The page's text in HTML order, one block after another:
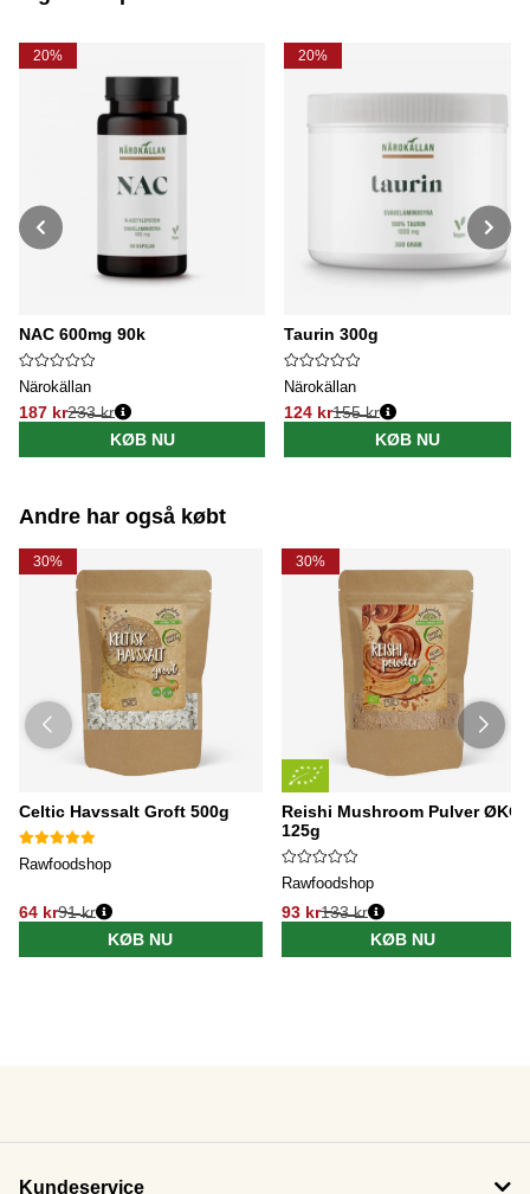
20%
NAC 600mg 90k
Närokällan
187 kr
Normalpris:
233 kr
KØB NU
20%
Taurin 300g
Närokällan
124 kr
Normalpris:
155 kr
KØB NU
Andre har også købt
30%
Celtic Havssalt Groft 500g
Rawfoodshop
64 kr91 kr
KØB NU
30%
Reishi Mushroom Pulver ØKO
125g
Rawfoodshop
93 kr133 kr
KØB NU
Kundeservice